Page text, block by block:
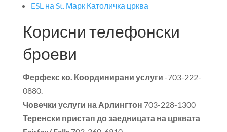
ESL на St. Марк Католичка црква
Корисни телефонски
броеви
Ферфекс ко. Координирани услуги -703-222-
0880.
Човечки услуги на Арлингтон 703-228-1300
Теренски пристап до заедницата на црквата